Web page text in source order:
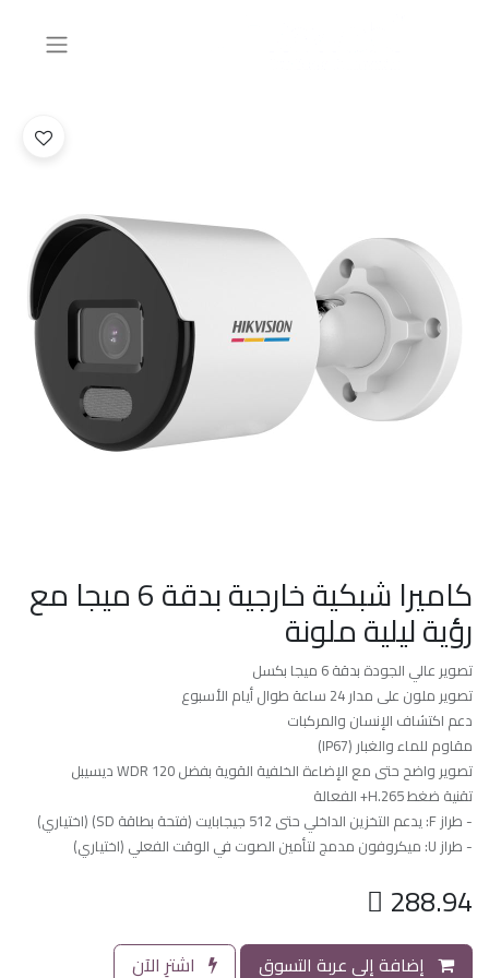
كاميرا شبكية خارجية بدقة 6 ميجا مع
رؤية ليلية ملونة
تصوير عالي الجودة بدقة 6 ميجا بكسل
تصوير ملون على مدار 24 ساعة طوال أيام الأسبوع
دعم اكتشاف الإنسان والمركبات
مقاوم للماء والغبار (IP67)
تصوير واضح حتى مع الإضاءة الخلفية القوية بفضل WDR 120 ديسيبل
تقنية ضغط H.265+ الفعالة
- طراز F: يدعم التخزين الداخلي حتى 512 جيجابايت (فتحة بطاقة SD) (اختياري)
- طراز U: ميكروفون مدمج لتأمين الصوت في الوقت الفعلي (اختياري)
 288.94
إضافة إلى عربة التسوق اشترِ الآن